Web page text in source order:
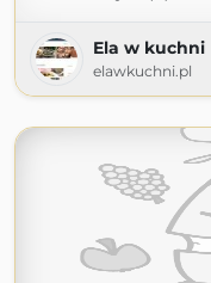
Ela w kuchni
elawkuchni.pl